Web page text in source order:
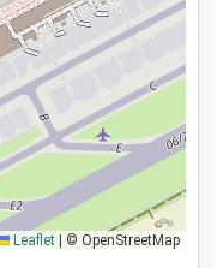
Leaflet | © OpenStreetMap